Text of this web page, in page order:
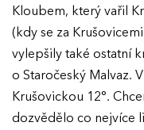
Kloubem, který vařil
(kdy se za
vylepšily také ostatní
o Staročeský Malvaz.
Krušovickou 12°.
dozvědělo co nejvíce